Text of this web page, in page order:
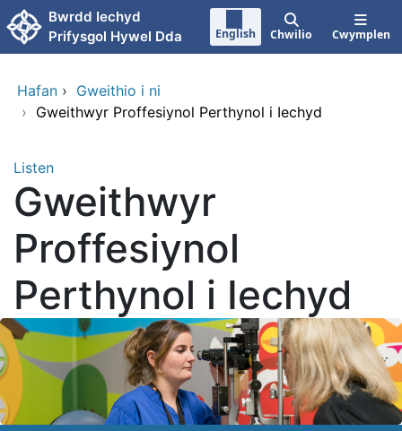
Neidio i'r prif gynnwy
Bwrdd Iechyd
Prifysgol Hywel Dda
English Chwilio Cwymplen
Hafan › Gweithio i ni
› Gweithwyr Proffesiynol Perthynol i Iechyd
Listen
Gweithwyr
Proffesiynol
Perthynol i Iechyd